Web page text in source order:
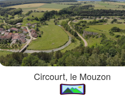
Circourt, le Mouzon